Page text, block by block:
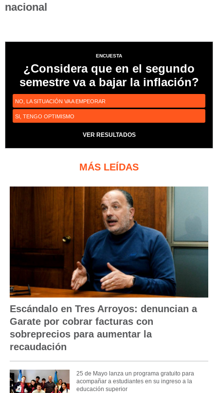
nacional
ENCUESTA
¿Considera que en el segundo
semestre va a bajar la inflación?
NO, LA SITUACIÓN VA A EMPEORAR
SI, TENGO OPTIMISMO
VER RESULTADOS
MÁS LEÍDAS
Escándalo en Tres Arroyos: denuncian a
Garate por cobrar facturas con
sobreprecios para aumentar la
recaudación
25 de Mayo lanza un programa gratuito para
acompañar a estudiantes en su ingreso a la
educación superior